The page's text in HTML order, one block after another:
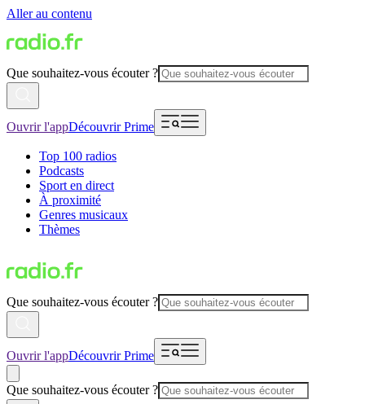
Aller au contenu
Que souhaitez-vous écouter ?
Ouvrir l'appDécouvrir Prime
Top 100 radios
Podcasts
Sport en direct
À proximité
Genres musicaux
Thèmes
Que souhaitez-vous écouter ?
Ouvrir l'appDécouvrir Prime
Que souhaitez-vous écouter ?